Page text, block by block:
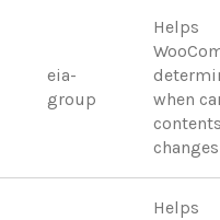
eia-
group
Helps
when
Helps